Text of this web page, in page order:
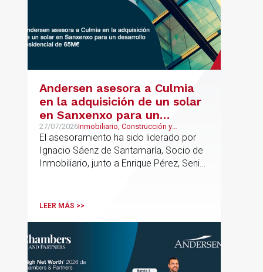
Andersen asesora a Culmia
en la adquisición de un solar
en Sanxenxo para un
desarrollo residencial de
65M€
27/07/2026Inmobiliario, Construcción y
Urbanismo
El asesoramiento ha sido liderado por
Ignacio Sáenz de Santamaría, Socio de
Inmobiliario, junto a Enrique Pérez, Senior
Morales, Socio, Pablo López, Asociado
del departamento de Urbanismo. La
operación refuerza la actividad de
Andersen en el ámbito de las
transacciones inmobiliarias complejas,
LEER MÁS >>